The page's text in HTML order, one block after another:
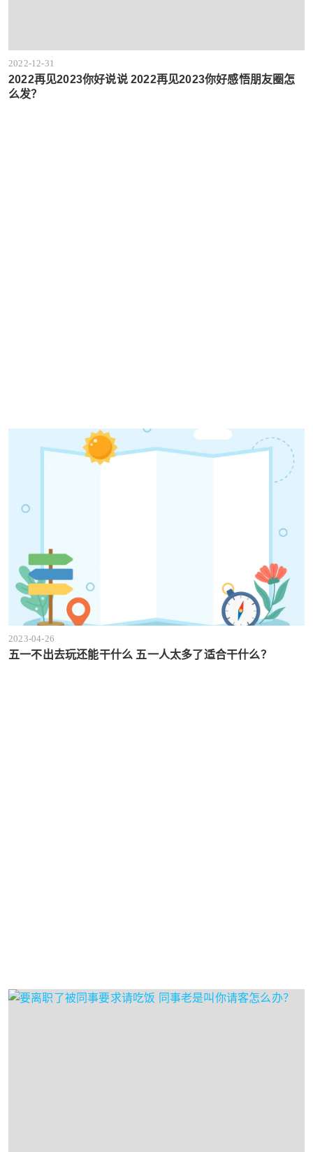
2022-12-31
2022再见2023你好说说 2022再见2023你好感悟朋友圈怎
么发？
2023-04-26
五一不出去玩还能干什么 五一人太多了适合干什么？